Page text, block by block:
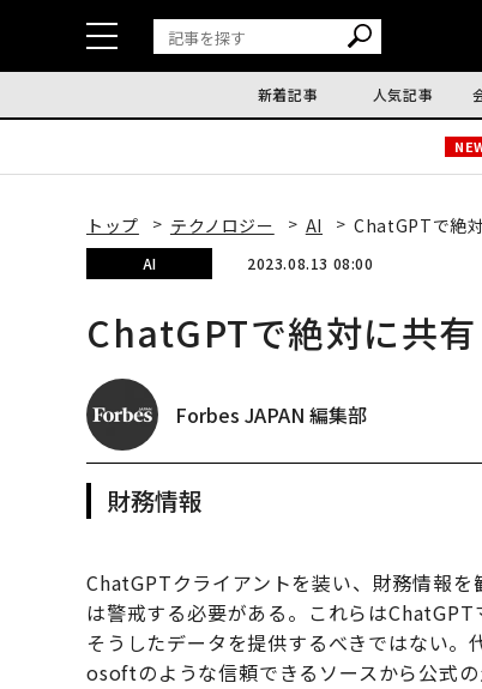
新着記事 人気記事
トップ テクノロジー AI ChatGPTで絶
AI 2023.08.13 08:00
ChatGPTで絶対に共
Forbes JAPAN 編集部
財務情報
ChatGPTクライアントを装い、財務情報
は警戒する必要がある。これらはChatGPT
そうしたデータを提供するべきではない
osoftのような信頼できるソースから公式